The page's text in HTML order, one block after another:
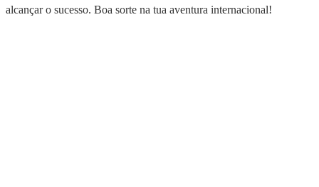
alcançar o sucesso. Boa sorte na tua aventura internacional!